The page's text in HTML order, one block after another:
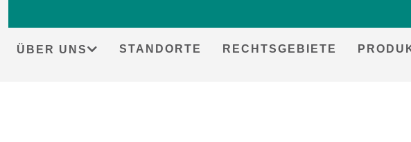
ÜBER UNS STANDORTE RECHTSGEBIETE